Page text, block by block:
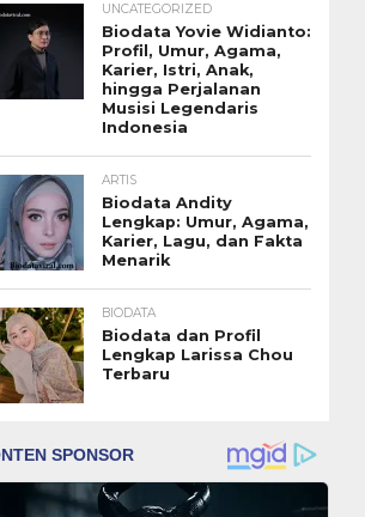
UNCATEGORIZED
Biodata Yovie Widianto:
Profil, Umur, Agama,
Karier, Istri, Anak,
hingga Perjalanan
Musisi Legendaris
Indonesia
ARTIS
Biodata Andity
Lengkap: Umur, Agama,
Karier, Lagu, dan Fakta
Menarik
BIODATA
Biodata dan Profil
Lengkap Larissa Chou
Terbaru